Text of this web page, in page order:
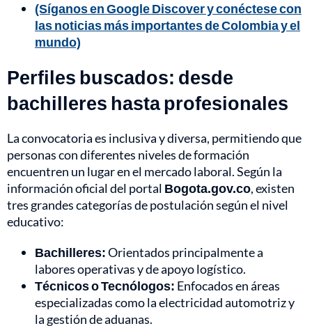
(Síganos en Google Discover y conéctese con
las noticias más importantes de Colombia y el
mundo)
Perfiles buscados: desde
bachilleres hasta profesionales
La convocatoria es inclusiva y diversa, permitiendo que
personas con diferentes niveles de formación
encuentren un lugar en el mercado laboral. Según la
información oficial del portal Bogota.gov.co, existen
tres grandes categorías de postulación según el nivel
educativo:
Bachilleres:Orientados principalmente a
labores operativas y de apoyo logístico.
Técnicos o Tecnólogos: Enfocados en áreas
especializadas como la electricidad automotriz y
la gestión de aduanas.